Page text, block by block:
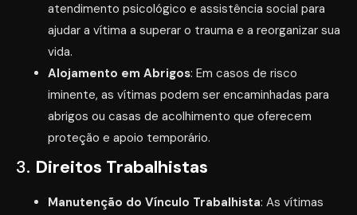
atendimento psicológico e assistência social para
ajudar a vítima a superar o trauma e a reorganizar sua
vida.
Alojamento em Abrigos: Em casos de risco
iminente, as vítimas podem ser encaminhadas para
abrigos ou casas de acolhimento que oferecem
proteção e apoio temporário.
3. Direitos Trabalhistas
Manutenção do Vínculo Trabalhista: As vítimas